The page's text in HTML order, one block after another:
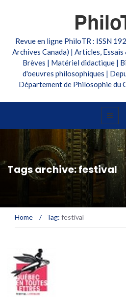
Revue en ligne PhiloTR : ISSN
Archives Canada) | Articles,
Brèves | Matériel didactique |
d'oeuvres philosophiques |
Département de Philosophie du
Tags archive: festival
Home / Tag: festival